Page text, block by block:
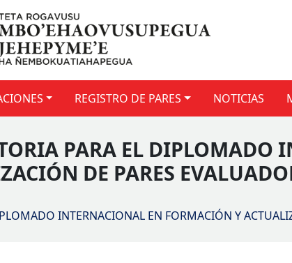
REGISTRO DE PARES NOTICIAS
PARA EL DIPLOMADO
DE PARES
INTERNACIONAL EN FORMACIÓN Y